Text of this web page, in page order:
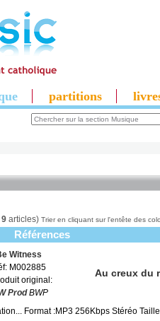
partitions
9 articles) Trier en cliquant sur l'entête des
Références
Witness
M002885
original:
ProdBWP
Au creux du
Format :MP3 256Kbps Stéréo